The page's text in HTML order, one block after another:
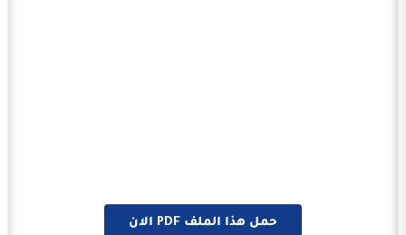
حمل هذا الملف PDF الان